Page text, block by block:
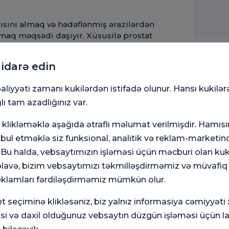
almaq və hədəflənmiş ərazilərdən
məqsədi daşıyır. Xüsusilə prostat
biopsiya alınması erkən diaqnoz və
malikdir. Naviqasiya cihazı bu
və effektiv diaqnostika
prostat biopsiyası naviqasiya
standartlarda qayğı təklif
sonra ən uyğun
naviqasiya texnologiyası ilə ən
diaqnoz və ən yaxşı müalicə
istifadə etməyə davam
Adınız
Mesaj
edin
zamanı kukilərdən istifadə olunur. Hansı
tam azadlığınız var.
klikləməklə aşağıda ətraflı məlumat verilmişdir.
etməklə siz funksional, analitik və reklam-
halda, vebsaytımızın işləməsi üçün məcburi olan
bizim vebsaytımızı təkmilləşdirməmiz və
fərdiləşdirməmiz mümkün olur.
et seçiminə klikləsəniz, biz yalnız informasiya
və daxil olduğunuz vebsaytın düzgün işləməsi üçün